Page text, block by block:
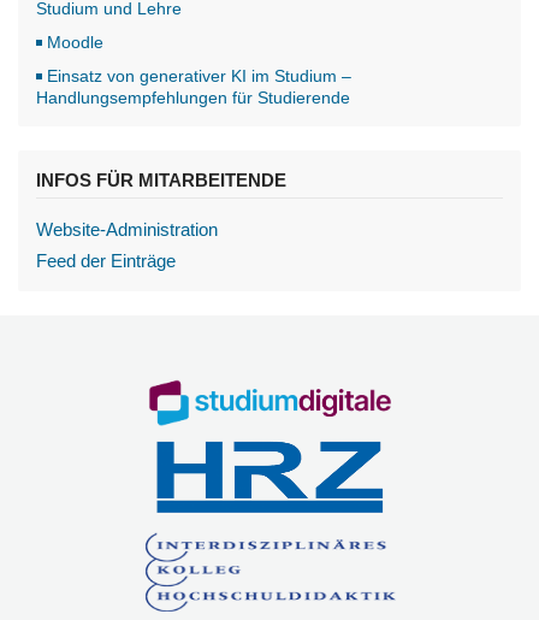
Studium und Lehre
Moodle
Einsatz von generativer KI im Studium –
Handlungsempfehlungen für Studierende
INFOS FÜR MITARBEITENDE
Website-Administration
Feed der Einträge